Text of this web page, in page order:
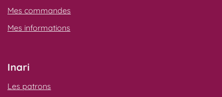
Mes commandes
Mes informations
Inari
Les patrons